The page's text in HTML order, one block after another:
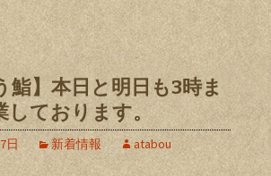
鮨】本日と明日も3時ま
しております。
日 新着情報 atabou